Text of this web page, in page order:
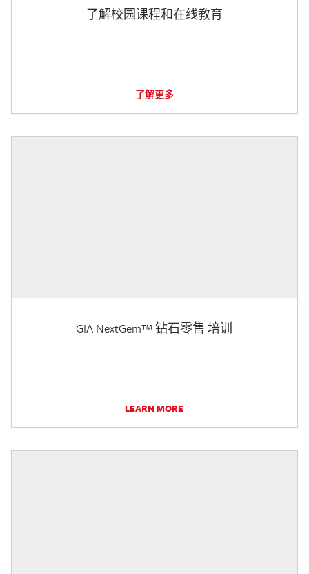
了解校园课程和在线教育
了解更多
GIA NextGem™ 钻石零售 培训
LEARN MORE